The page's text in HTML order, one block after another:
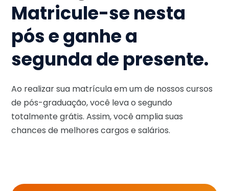
Matricule-se nesta
pós e ganhe a
segunda de presente.
Ao realizar sua matrícula em um de nossos cursos
de pós-graduação, você leva o segundo
totalmente grátis. Assim, você amplia suas
chances de melhores cargos e salários.